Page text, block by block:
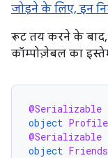
जोड़ने के लिए, इन
रूट तय करने के बाद,
कॉम्पोज़ेबल का
@Serializable
object Profile
@Serializable
object